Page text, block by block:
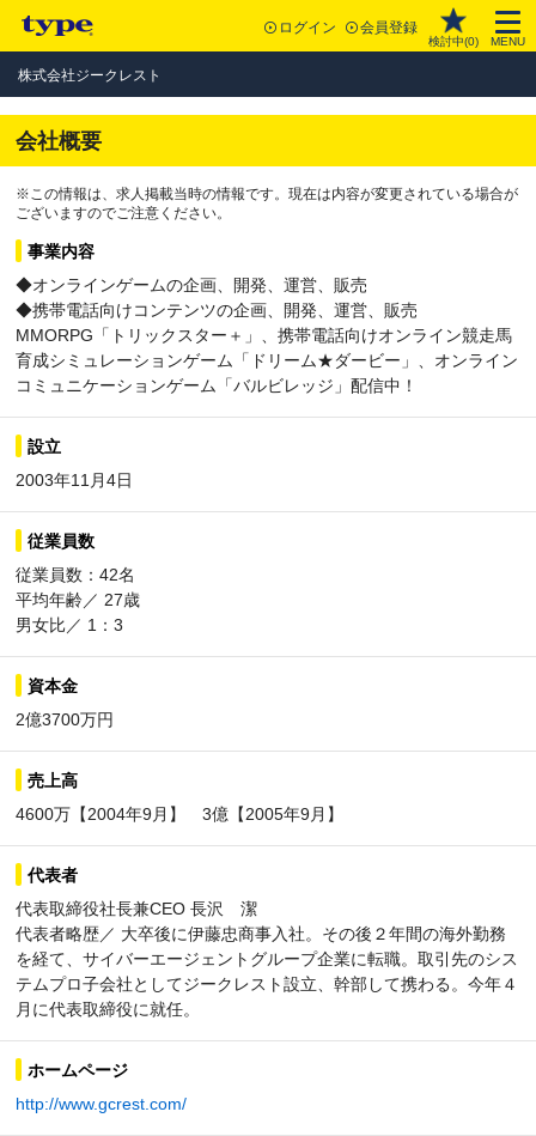
ログイン 会員登録
検討中(0) MENU
株式会社ジークレスト
会社概要
※この情報は、求人掲載当時の情報です。現在は内容が変更されている場合が
ございますのでご注意ください。
事業内容
◆オンラインゲームの企画、開発、運営、販売
◆携帯電話向けコンテンツの企画、開発、運営、販売
MMORPG「トリックスター＋」、携帯電話向けオンライン競走馬
育成シミュレーションゲーム「ドリーム★ダービー」、オンライン
コミュニケーションゲーム「バルビレッジ」配信中！
設立
2003年11月4日
従業員数
従業員数：42名
平均年齢／ 27歳
男女比／ 1：3
資本金
2億3700万円
売上高
4600万【2004年9月】 3億【2005年9月】
代表者
代表取締役社長兼CEO 長沢 潔
代表者略歴／ 大卒後に伊藤忠商事入社。その後２年間の海外勤務
を経て、サイバーエージェントグループ企業に転職。取引先のシス
テムプロ子会社としてジークレスト設立、幹部して携わる。今年４
月に代表取締役に就任。
ホームページ
http://www.gcrest.com/